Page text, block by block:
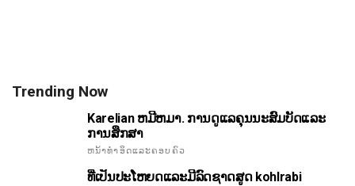
Trending Now
Karelian ຫມີຫມາ. ການດູແລຄຸນນະສົມບັດແລະ
ການສຶກສາ
ຫນ້າທໍາອິດແລະຄອບຄົວ
ທີ່ເປັນປະໂຫຍດແລະມີລົດຊາດສູດ kohlrabi